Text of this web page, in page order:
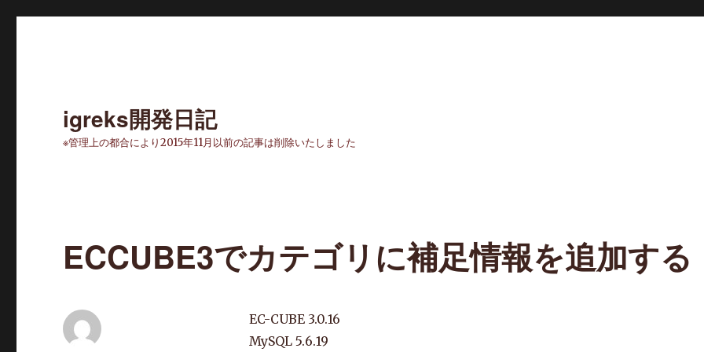
igreks開発日記
※管理上の都合により2015年11月以前の記事は削除いたしました
ECCUBE3でカテゴリに補足情報を追加する
EC-CUBE 3.0.16
MySQL 5.6.19